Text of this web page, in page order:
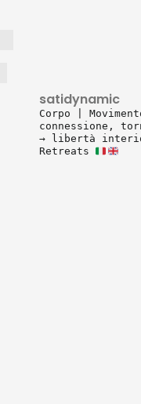
satidynamic
Corpo |
connessione,
→ libertà
Retreats